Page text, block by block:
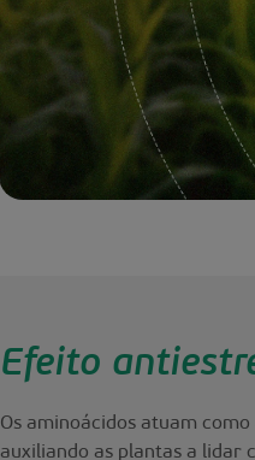
Efeito
Os aminoácidos atuam
auxiliando as plantas a lidar